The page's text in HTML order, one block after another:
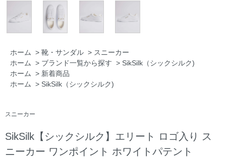
ホーム > 靴・サンダル > スニーカー
ホーム > ブランド一覧から探す > SikSilk（シックシルク)
ホーム > 新着商品
ホーム > SikSilk（シックシルク)
スニーカー
SikSilk【シックシルク】エリート ロゴ入り ス
ニーカー ワンポイント ホワイトパテント